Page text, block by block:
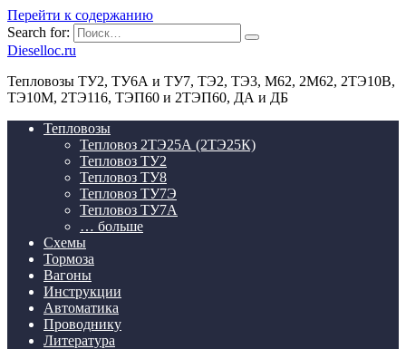
Перейти к содержанию
Search for:
Dieselloc.ru
Тепловозы ТУ2, ТУ6А и ТУ7, ТЭ2, ТЭ3, М62, 2М62, 2ТЭ10В,
ТЭ10М, 2ТЭ116, ТЭП60 и 2ТЭП60, ДА и ДБ
Тепловозы
Тепловоз 2ТЭ25А (2ТЭ25К)
Тепловоз ТУ2
Тепловоз ТУ8
Тепловоз ТУ7Э
Тепловоз ТУ7А
… больше
Схемы
Тормоза
Вагоны
Инструкции
Автоматика
Проводнику
Литература